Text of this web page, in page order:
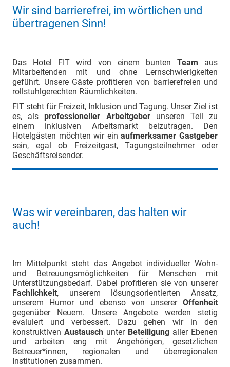
Wir sind barrierefrei, im wörtlichen und
übertragenen Sinn!
Das Hotel FIT wird von einem bunten Team aus
Mitarbeitenden mit und ohne Lernschwierigkeiten
geführt. Unsere Gäste profitieren von barrierefreien und
rollstuhlgerechten Räumlichkeiten.
FIT steht für Freizeit, Inklusion und Tagung. Unser Ziel ist
es, alsprofessioneller Arbeitgeberunseren Teil zu
einem inklusiven Arbeitsmarkt beizutragen. Den
Hotelgästen möchten wir einaufmerksamer Gastgeber
sein, egal ob Freizeitgast, Tagungsteilnehmer oder
Geschäftsreisender.
Was wir vereinbaren, das halten wir
auch!
Im Mittelpunkt steht das Angebot individueller Wohn-
und Betreuungsmöglichkeiten für Menschen mit
Unterstützungsbedarf. Dabei profitieren sie von unserer
Fachlichkeit, unserem lösungsorientierten Ansatz,
unserem Humor und ebenso von unserer Offenheit
gegenüber Neuem. Unsere Angebote werden stetig
evaluiert und verbessert. Dazu gehen wir in den
konstruktiven Austausch unter Beteiligung aller Ebenen
und arbeiten eng mit Angehörigen, gesetzlichen
Betreuer*innen, regionalen und überregionalen
Institutionen zusammen.